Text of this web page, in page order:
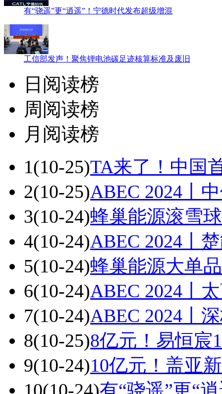
有“骁遥”更“逍遥”！宁德时代发布超级增混
工信部发声！聚焦锂电池碳足迹核算标准及废旧
日阅读榜
周阅读榜
月阅读榜
1(10-25)TA来了！中国
2(10-25)ABEC 2024丨
3(10-24)蜂巢能源滚雪
4(10-24)ABEC 2024丨
5(10-24)蜂巢能源大单
6(10-24)ABEC 2024丨
7(10-24)ABEC 2024丨
8(10-25)8亿元！易恒宸
9(10-24)10亿元！盖亚